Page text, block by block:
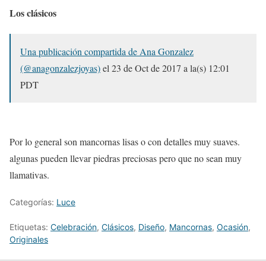
Los clásicos
Una publicación compartida de Ana Gonzalez
(@anagonzalezjoyas)el 23 de Oct de 2017 a la(s) 12:01
PDT
Por lo general son mancornas lisas o con detalles muy suaves.
algunas pueden llevar piedras preciosas pero que no sean muy
llamativas.
Categorías: Luce
Etiquetas: Celebración, Clásicos, Diseño, Mancornas, Ocasión,
Originales